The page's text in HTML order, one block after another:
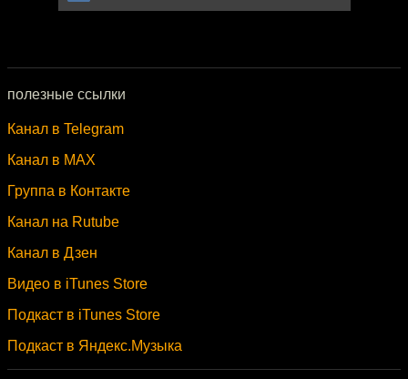
полезные ссылки
Канал в Telegram
Канал в MAX
Группа в Контакте
Канал на Rutube
Канал в Дзен
Видео в iTunes Store
Подкаст в iTunes Store
Подкаст в Яндекс.Музыка